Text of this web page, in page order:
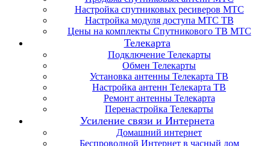
Настройка спутниковых ресиверов МТС
Настройка модуля доступа МТС ТВ
Цены на комплекты Спутникового ТВ МТС
Телекарта
Подключение Телекарты
Обмен Телекарты
Установка антенны Телекарта ТВ
Настройка антенн Телекарта ТВ
Ремонт антенны Телекарта
Перенастройка Телекарты
Усиление связи и Интернета
Домашний интернет
Беспроводной Интернет в часный дом